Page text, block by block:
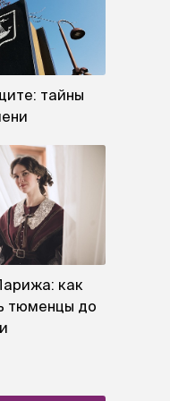
тайны
как
тюменцы до